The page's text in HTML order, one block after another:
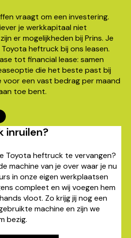
vraagt om een investering.
je werkkapitaal niet
er mogelijkheden bij Prins. Je
heftruck bij ons leasen.
tot financial lease: samen
die het beste past bij
een vast bedrag per maand
toe bent.
inruilen?
Toyota heftruck te vervangen?
machine van je over waar je nu
in onze eigen werkplaatsen
compleet en wij voegen hem
vloot. Zo krijg jij nog een
machine en zijn we
bezig.